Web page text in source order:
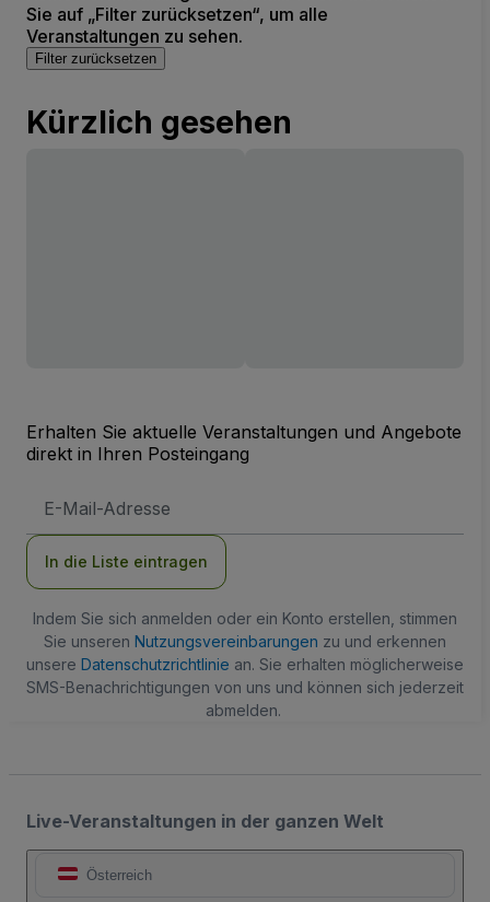
Sie auf „Filter zurücksetzen“, um alle
Veranstaltungen zu sehen.
Filter zurücksetzen
Kürzlich gesehen
Erhalten Sie aktuelle Veranstaltungen und Angebote
direkt in Ihren Posteingang
Mail-
In die Liste eintragen
Indem Sie sich anmelden oder ein Konto erstellen, stimmen
Sie unseren Nutzungsvereinbarungen zu und erkennen
unsere Datenschutzrichtlinie an. Sie erhalten möglicherweise
SMS-Benachrichtigungen von uns und können sich jederzeit
abmelden.
Live-Veranstaltungen in der ganzen Welt
Österreich